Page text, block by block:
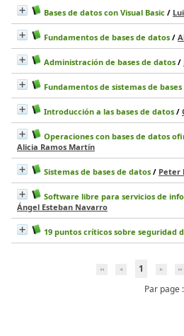
Bases de datos con Visual Basic /
Fundamentos de bases de datos /
Administración de bases de datos /
Fundamentos de sistemas de
Introducción a las bases de datos /
Operaciones con bases de datos
Alicia Ramos Martín
Sistemas de bases de datos / Peter
Software libre para servicios de
Ángel Esteban Navarro
19 puntos críticos sobre seguridad
1
Par page :